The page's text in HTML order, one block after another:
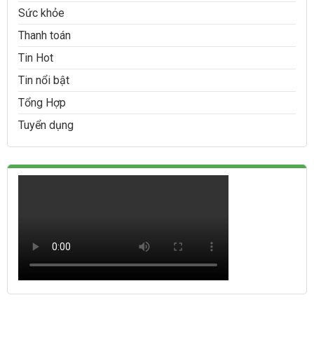
Sức khỏe
Thanh toán
Tin Hot
Tin nổi bật
Tổng Hợp
Tuyển dụng